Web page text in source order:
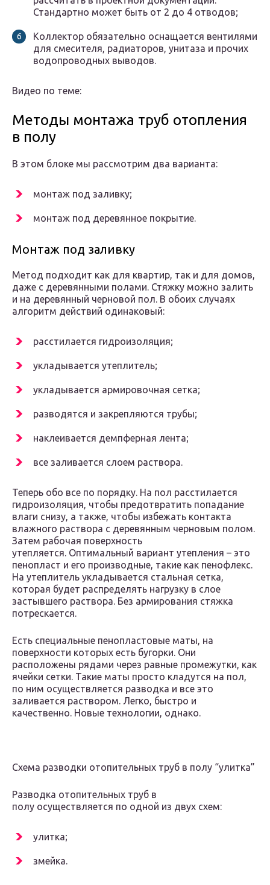
Стандартно может быть от 2 до 4 отводов;
Коллектор обязательно оснащается вентилями
для смесителя, радиаторов, унитаза и прочих
водопроводных выводов.
Видео по теме:
Методы монтажа труб отопления
в полу
В этом блоке мы рассмотрим два варианта:
монтаж под заливку;
монтаж под деревянное покрытие.
Монтаж под заливку
Метод подходит как для квартир, так и для домов,
даже с деревянными полами. Стяжку можно залить
и на деревянный черновой пол. В обоих случаях
алгоритм действий одинаковый:
расстилается гидроизоляция;
укладывается утеплитель;
укладывается армировочная сетка;
разводятся и закрепляются трубы;
наклеивается демпферная лента;
все заливается слоем раствора.
Теперь обо все по порядку. На пол расстилается
гидроизоляция, чтобы предотвратить попадание
влаги снизу, а также, чтобы избежать контакта
влажного раствора с деревянным черновым полом.
Затем рабочая поверхность
утепляется. Оптимальный вариант утепления – это
пенопласт и его производные, такие как пенофлекс.
На утеплитель укладывается стальная сетка,
которая будет распределять нагрузку в слое
застывшего раствора. Без армирования стяжка
потрескается.
Есть специальные пенопластовые маты, на
поверхности которых есть бугорки. Они
расположены рядами через равные промежутки, как
ячейки сетки. Такие маты просто кладутся на пол,
по ним осуществляется разводка и все это
заливается раствором. Легко, быстро и
качественно. Новые технологии, однако.
Схема разводки отопительных труб в полу “улитка”
Разводка отопительных труб в
полу осуществляется по одной из двух схем:
улитка;
змейка.